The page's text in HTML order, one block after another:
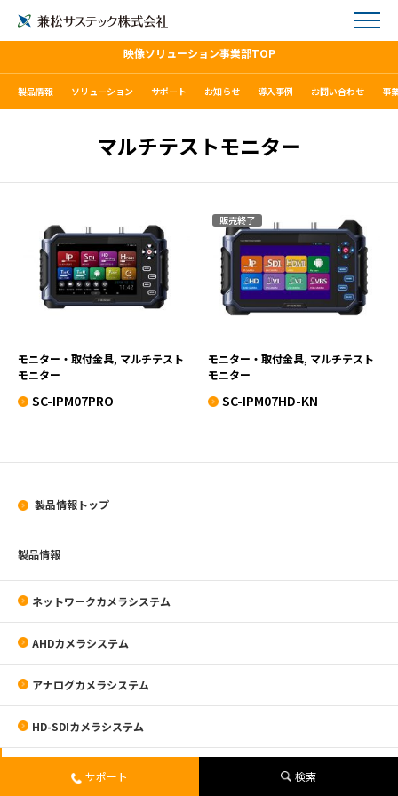
映像ソリューション事業部TOP
製品情報 ソリューション サポート お知らせ 導入事例 お問い合わせ 事
マルチテストモニター
SC-IPM07PRO
VIEW MORE
モニター・取付金具, マルチテスト
モニター
SC-IPM07PRO
販売終了
SC-IPM07HD-KN
VIEW MORE
モニター・取付金具, マルチテスト
モニター
SC-IPM07HD-KN
製品情報トップ
製品情報
ネットワークカメラシステム
AHDカメラシステム
アナログカメラシステム
HD-SDIカメラシステム
サポート 検索